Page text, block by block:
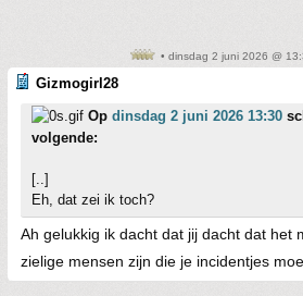
• dinsdag 2 juni 2026 @
Gizmogirl28
Op dinsdag 2 juni 2026 13:30
volgende:
[..]
Eh, dat zei ik toch?
Ah gelukkig ik dacht dat jij dacht dat het
zielige mensen zijn die je incidentjes